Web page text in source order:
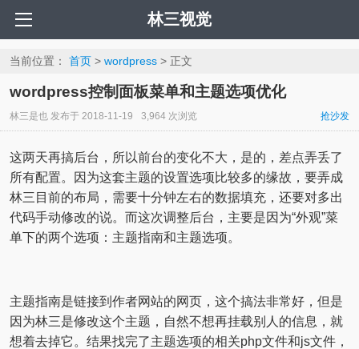
林三视觉
当前位置： 首页> wordpress> 正文
wordpress控制面板菜单和主题选项优化
林三是也发布于 2018-11-19 3,964 次浏览 抢沙发
这两天再搞后台，所以前台的变化不大，是的，差点弄丢了
所有配置。因为这套主题的设置选项比较多的缘故，要弄成
林三目前的布局，需要十分钟左右的数据填充，还要对多出
代码手动修改的说。而这次调整后台，主要是因为“外观”菜
单下的两个选项：主题指南和主题选项。
主题指南是链接到作者网站的网页，这个搞法非常好，但是
因为林三是修改这个主题，自然不想再挂载别人的信息，就
想着去掉它。结果找完了主题选项的相关php文件和js文件，